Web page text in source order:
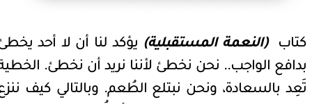
كتاب(النعمة المستقبلية) يؤكد لنا أن لا أحد
بدافع الواجب.. نحن نخطئ لأننا نريد أن نخطئ.
تَعِد بالسعادة، ونحن نبتلع الطُعم. وبالتالي كيف